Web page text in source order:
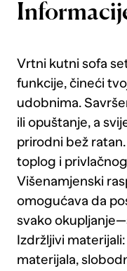
Vrtni kutni sofa
funkcije, čineći
udobnima.
ili opuštanje, a
prirodni bež
toplog i
Višenamjenski
omogućava da
svako
Izdržljivi
materijala,